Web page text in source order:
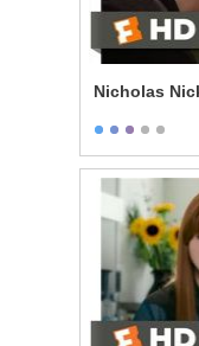
Nicholas